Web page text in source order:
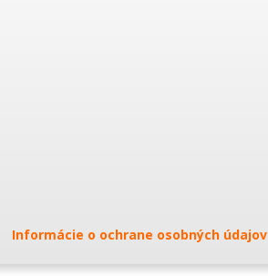
Informácie o ochrane osobných údajov